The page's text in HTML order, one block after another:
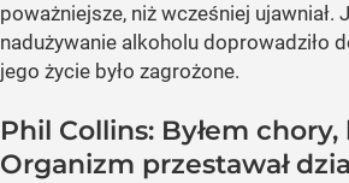
poważniejsze, niż wcześniej ujawniał.
nadużywanie alkoholu doprowadziło
jego życie było zagrożone.
Phil Collins: Byłem
Organizm przestawał